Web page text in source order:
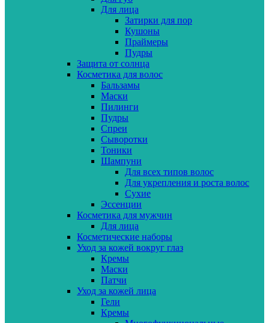
Для лица
Затирки для пор
Кушоны
Праймеры
Пудры
Защита от солнца
Косметика для волос
Бальзамы
Маски
Пилинги
Пудры
Спреи
Сыворотки
Тоники
Шампуни
Для всех типов волос
Для укрепления и роста волос
Сухие
Эссенции
Косметика для мужчин
Для лица
Косметические наборы
Уход за кожей вокруг глаз
Кремы
Маски
Патчи
Уход за кожей лица
Гели
Кремы